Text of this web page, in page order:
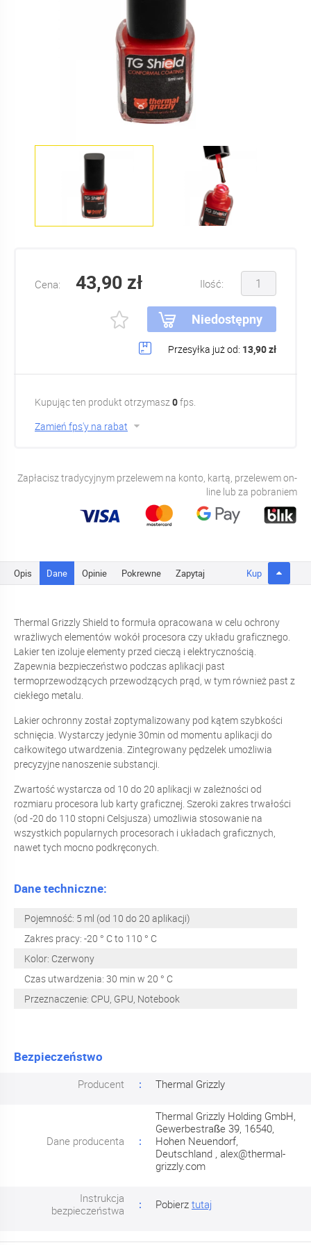
Cena: 43,90 zł Ilość:
Niedostępny
Przesyłka już od: 13,90 zł
Kupując ten produkt otrzymasz0fps.
Zamień fps'y na rabat
Zapłacisz tradycyjnym przelewem na konto, kartą, przelewem on-
line lub za pobraniem
Opis Dane Opinie Pokrewne Zapytaj Kup
Thermal Grizzly Shield to formuła opracowana w celu ochrony
wrażliwych elementów wokół procesora czy układu graficznego.
Lakier ten izoluje elementy przed cieczą i elektrycznością.
Zapewnia bezpieczeństwo podczas aplikacji past
termoprzewodzących przewodzących prąd, w tym również past z
ciekłego metalu.
Lakier ochronny został zoptymalizowany pod kątem szybkości
schnięcia. Wystarczy jedynie 30min od momentu aplikacji do
całkowitego utwardzenia. Zintegrowany pędzelek umożliwia
precyzyjne nanoszenie substancji.
Zwartość wystarcza od 10 do 20 aplikacji w zależności od
rozmiaru procesora lub karty graficznej. Szeroki zakres trwałości
(od -20 do 110 stopni Celsjusza) umożliwia stosowanie na
wszystkich popularnych procesorach i układach graficznych,
nawet tych mocno podkręconych.
Dane techniczne:
Pojemność: 5 ml (od 10 do 20 aplikacji)
Zakres pracy: -20 ° C to 110 ° C
Kolor: Czerwony
Czas utwardzenia: 30 min w 20 ° C
Przeznaczenie: CPU, GPU, Notebook
Bezpieczeństwo
Producent Thermal Grizzly
Dane producenta
Thermal Grizzly Holding GmbH,
Gewerbestraße 39, 16540,
Hohen Neuendorf,
Deutschland , alex@thermal-
grizzly.com
Instrukcja
bezpieczeństwa
Pobierz tutaj